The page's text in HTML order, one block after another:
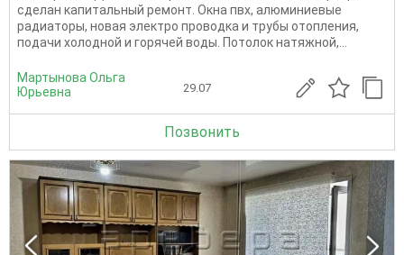
сделан капитальный ремонт. Окна пвх, алюминиевые
радиаторы, новая электро проводка и трубы отопления,
подачи холодной и горячей воды. Потолок натяжной,...
Мартынова Ольга
Юрьевна
29.07
Позвонить